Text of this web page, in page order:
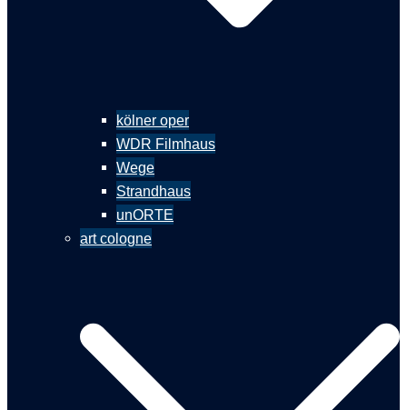
kölner oper
WDR Filmhaus
Wege
Strandhaus
unORTE
art cologne